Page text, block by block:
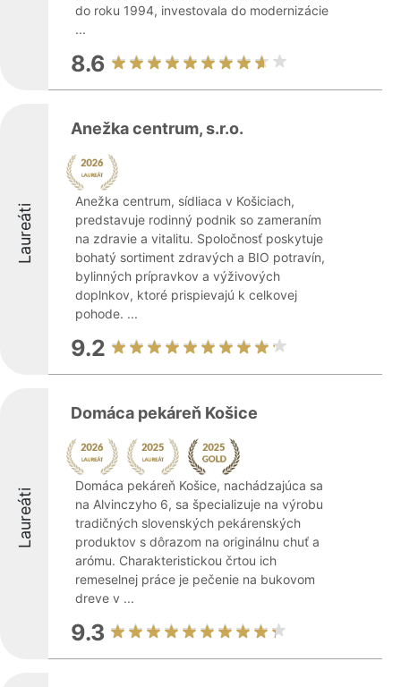
do roku 1994, investovala do modernizácie
...
8.6
Laureáti
Anežka centrum, s.r.o.
Anežka centrum, sídliaca v Košiciach,
predstavuje rodinný podnik so zameraním
na zdravie a vitalitu. Spoločnosť poskytuje
bohatý sortiment zdravých a BIO potravín,
bylinných prípravkov a výživových
doplnkov, ktoré prispievajú k celkovej
pohode. ...
9.2
Laureáti
Domáca pekáreň Košice
Domáca pekáreň Košice, nachádzajúca sa
na Alvinczyho 6, sa špecializuje na výrobu
tradičných slovenských pekárenských
produktov s dôrazom na originálnu chuť a
arómu. Charakteristickou črtou ich
remeselnej práce je pečenie na bukovom
dreve v ...
9.3